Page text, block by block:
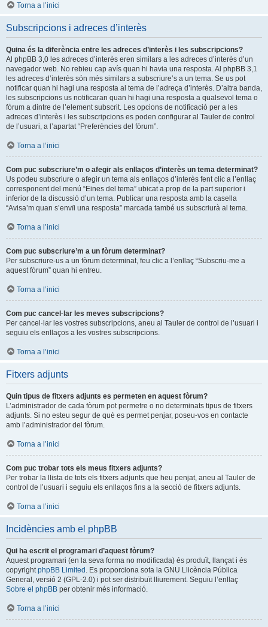
Torna a l’inici
Subscripcions i adreces d’interès
Quina és la diferència entre les adreces d’interès i les subscripcions?
Al phpBB 3,0 les adreces d’interès eren similars a les adreces d’interès d’un
navegador web. No rebieu cap avís quan hi havia una resposta. Al phpBB 3,1
les adreces d’interès són més similars a subscriure’s a un tema. Se us pot
notificar quan hi hagi una resposta al tema de l’adreça d’interès. D’altra banda,
les subscripcions us notificaran quan hi hagi una resposta a qualsevol tema o
fòrum a dintre de l’element subscrit. Les opcions de notificació per a les
adreces d’interès i les subscripcions es poden configurar al Tauler de control
de l’usuari, a l’apartat “Preferències del fòrum”.
Torna a l’inici
Com puc subscriure’m o afegir als enllaços d’interès un tema determinat?
Us podeu subscriure o afegir un tema als enllaços d’interès fent clic a l’enllaç
corresponent del menú “Eines del tema” ubicat a prop de la part superior i
inferior de la discussió d’un tema. Publicar una resposta amb la casella
“Avisa’m quan s’envïi una resposta” marcada també us subscriurà al tema.
Torna a l’inici
Com puc subscriure’m a un fòrum determinat?
Per subscriure-us a un fòrum determinat, feu clic a l’enllaç “Subscriu-me a
aquest fòrum” quan hi entreu.
Torna a l’inici
Com puc cancel·lar les meves subscripcions?
Per cancel·lar les vostres subscripcions, aneu al Tauler de control de l’usuari i
seguiu els enllaços a les vostres subscripcions.
Torna a l’inici
Fitxers adjunts
Quin tipus de fitxers adjunts es permeten en aquest fòrum?
L’administrador de cada fòrum pot permetre o no determinats tipus de fitxers
adjunts. Si no esteu segur de què es permet penjar, poseu-vos en contacte
amb l’administrador del fòrum.
Torna a l’inici
Com puc trobar tots els meus fitxers adjunts?
Per trobar la llista de tots els fitxers adjunts que heu penjat, aneu al Tauler de
control de l’usuari i seguiu els enllaços fins a la secció de fitxers adjunts.
Torna a l’inici
Incidències amb el phpBB
Qui ha escrit el programari d’aquest fòrum?
Aquest programari (en la seva forma no modificada) és produït, llançat i és
copyright phpBB Limited . Es proporciona sota la GNU Llicència Pública
General, versió 2 (GPL-2.0) i pot ser distribuït lliurement. Seguiu l’enllaç
Sobre el phpBB per obtenir més informació.
Torna a l’inici